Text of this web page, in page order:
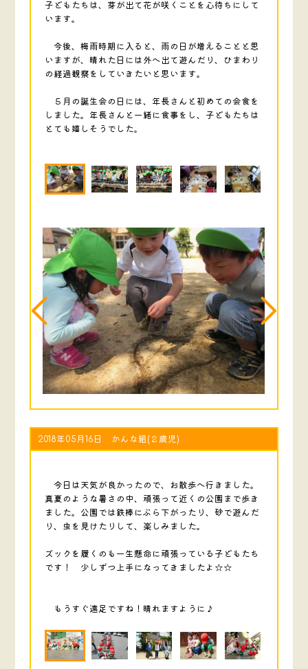
子どもたちは、芽が出て花が咲くことを心待ちにして
います。
今後、梅雨時期に入ると、雨の日が増えることと思
いますが、晴れた日には外へ出て遊んだり、ひまわり
の経過観察をしていきたいと思います。
５月の誕生会の日には、年長さんと初めての会食を
しました。年長さんと一緒に食事をし、子どもたちは
とても嬉しそうでした。
2018年05月16日 かんな組(２歳児)
今日は天気が良かったので、お散歩へ行きました。
真夏のような暑さの中、頑張って近くの公園まで歩き
ました。公園では鉄棒にぶら下がったり、砂で遊んだ
り、虫を見けたりして、楽しみました。
ズックを履くのも一生懸命に頑張っている子どもたち
です！ 少しずつ上手になってきましたよ☆☆
もうすぐ遠足ですね！晴れますように♪